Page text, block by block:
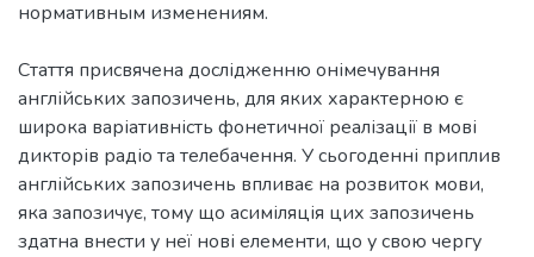
Стаття присвячена дослідженню онімечування
англійських запозичень, для яких характерною є
широка варіативність фонетичної реалізації в мові
дикторів радіо та телебачення. У сьогоденні приплив
англійських запозичень впливає на розвиток мови,
яка запозичує, тому що асиміляція цих запозичень
здатна внести у неї нові елементи, що у свою чергу